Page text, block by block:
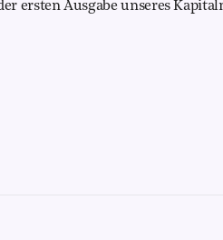
ersten Ausgabe unseres